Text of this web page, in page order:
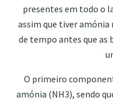
presentes em todo o
assim que tiver amónia
de tempo antes que as
O primeiro
amónia (NH3), sendo